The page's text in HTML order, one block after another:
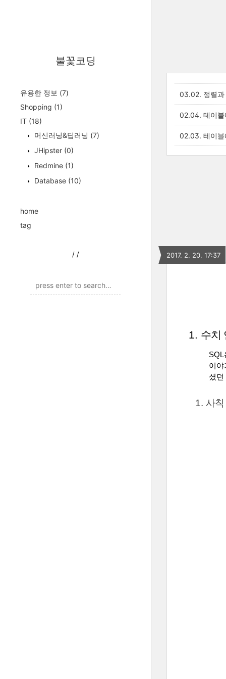
불꽃코딩
유용한 정보 (7)
Shopping (1)
IT (18)
머신러닝&딥러닝 (7)
JHipster (0)
Redmine (1)
Database (10)
home
tag
/ /
03.02. 정렬
02.04. 테이블
02.03. 테이블
2017. 2. 20. 17:37
수치
SQL
이야
셨던
사